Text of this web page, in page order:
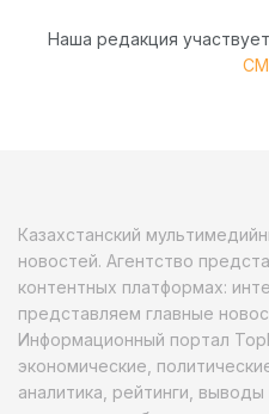
Наша редакция
Казахстанский
новостей. Агентство
контентных платформах:
представляем главные
Информационный портал
экономические,
аналитика, рейтинги,